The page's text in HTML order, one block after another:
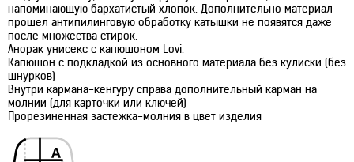
напоминающую бархатистый хлопок. Дополнительно материал
прошел антипилинговую обработку катышки не появятся даже
после множества стирок.
Анорак унисекс с капюшоном Lovi.
Капюшон с подкладкой из основного материала без кулиски (без
шнурков)
Внутри кармана-кенгуру справа дополнительный карман на
молнии (для карточки или ключей)
Прорезиненная застежка-молния в цвет изделия